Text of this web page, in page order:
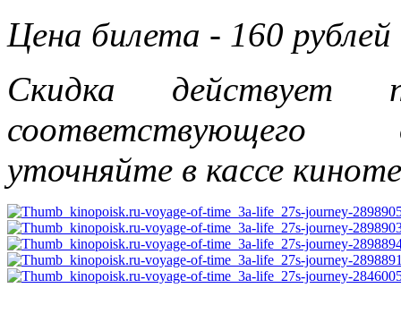
Цена билета - 160 рублей
Скидка действует
соответствующего
уточняйте в кассе